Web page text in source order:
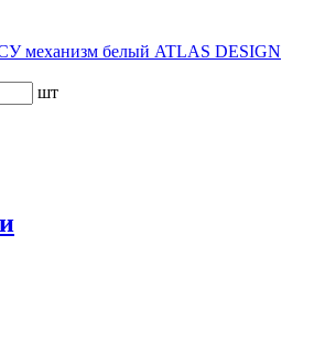
механизм белый ATLAS DESIGN
шт